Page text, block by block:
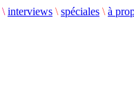
\ interviews \ spéciales \ à